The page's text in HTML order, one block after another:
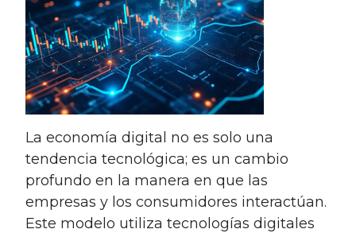
La economía digital no es solo una
tendencia tecnológica; es un cambio
profundo en la manera en que las
empresas y los consumidores interactúan.
Este modelo utiliza tecnologías digitales